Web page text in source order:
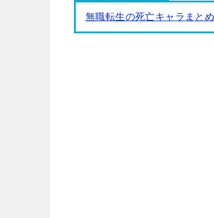
無職転生の死亡キャラまと